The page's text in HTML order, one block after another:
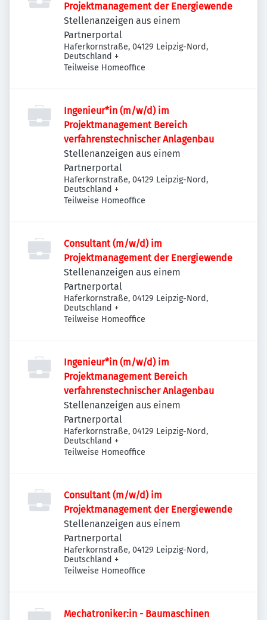
Projektmanagement der Energiewende
Stellenanzeigen aus einem
Partnerportal
Haferkornstraße, 04129 Leipzig-Nord,
Deutschland +
Teilweise Homeoffice
Ingenieur*in (m/w/d) im
Projektmanagement Bereich
verfahrenstechnischer Anlagenbau
Stellenanzeigen aus einem
Partnerportal
Haferkornstraße, 04129 Leipzig-Nord,
Deutschland +
Teilweise Homeoffice
Consultant (m/w/d) im
Projektmanagement der Energiewende
Stellenanzeigen aus einem
Partnerportal
Haferkornstraße, 04129 Leipzig-Nord,
Deutschland +
Teilweise Homeoffice
Ingenieur*in (m/w/d) im
Projektmanagement Bereich
verfahrenstechnischer Anlagenbau
Stellenanzeigen aus einem
Partnerportal
Haferkornstraße, 04129 Leipzig-Nord,
Deutschland +
Teilweise Homeoffice
Consultant (m/w/d) im
Projektmanagement der Energiewende
Stellenanzeigen aus einem
Partnerportal
Haferkornstraße, 04129 Leipzig-Nord,
Deutschland +
Teilweise Homeoffice
Mechatroniker:in - Baumaschinen